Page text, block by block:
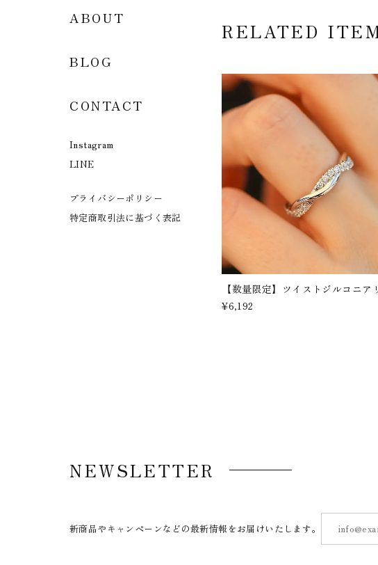
ABOUT
BLOG
CONTACT
Instagram
LINE
プライバシーポリシー
特定商取引法に基づく表記
RELATED
【数量限定】ツイストジルコニア
¥6,192
NEWSLETTER
新商品やキャンペーンなどの最新情報をお届けいたします。